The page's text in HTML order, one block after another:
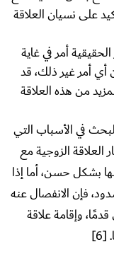
على نسيان العلاقة
أمر في غاية
أي أمر غير ذلك، قد
من هذه العلاقة
في الأسباب التي
العلاقة الزوجية مع
بشكل حسن، أما إذا
فإن الانفصال عنه
وإقامة علاقة